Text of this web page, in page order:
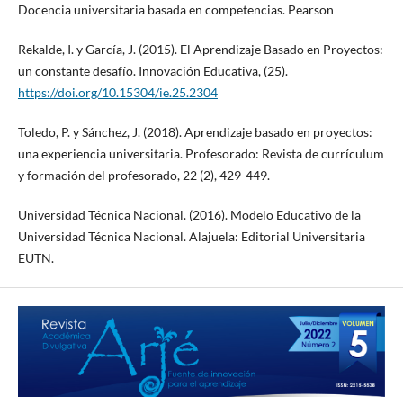
Docencia universitaria basada en competencias. Pearson
Rekalde, I. y García, J. (2015). El Aprendizaje Basado en Proyectos:
un constante desafío. Innovación Educativa, (25).
https://doi.org/10.15304/ie.25.2304
Toledo, P. y Sánchez, J. (2018). Aprendizaje basado en proyectos:
una experiencia universitaria. Profesorado: Revista de currículum
y formación del profesorado, 22 (2), 429-449.
Universidad Técnica Nacional. (2016). Modelo Educativo de la
Universidad Técnica Nacional. Alajuela: Editorial Universitaria
EUTN.